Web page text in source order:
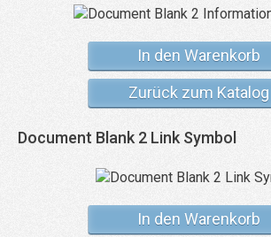
In den Warenkorb
Zurück zum Katalog
Document Blank 2 Link Symbol
In den Warenkorb